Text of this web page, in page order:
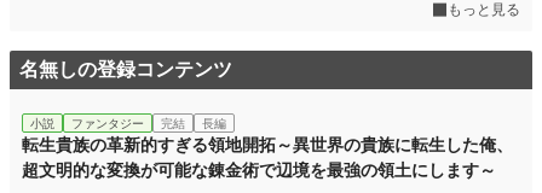
もっと見る
名無しの登録コンテンツ
小説 ファンタジー 完結 長編
転生貴族の革新的すぎる領地開拓～異世界の貴族に転生した俺、
超文明的な変換が可能な錬金術で辺境を最強の領土にします～